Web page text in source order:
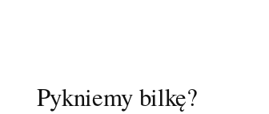
Pykniemy bilkę?